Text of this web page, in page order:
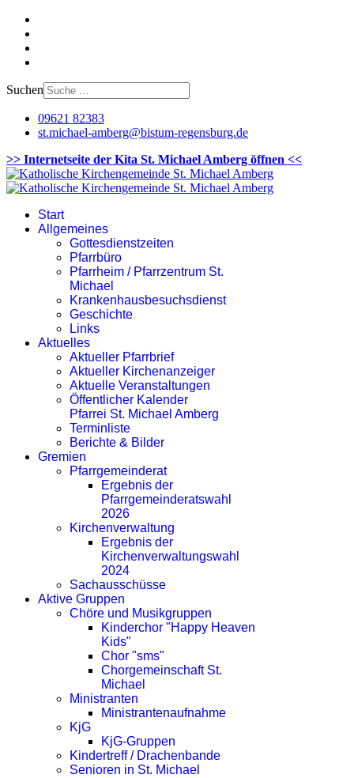
Suchen
09621 82383
st.michael-amberg@bistum-regensburg.de
>> Internetseite der Kita St. Michael Amberg öffnen <<
Start
Allgemeines
Gottesdienstzeiten
Pfarrbüro
Pfarrheim / Pfarrzentrum St.
Michael
Krankenhausbesuchsdienst
Geschichte
Links
Aktuelles
Aktueller Pfarrbrief
Aktueller Kirchenanzeiger
Aktuelle Veranstaltungen
Öffentlicher Kalender
Pfarrei St. Michael Amberg
Terminliste
Berichte & Bilder
Gremien
Pfarrgemeinderat
Ergebnis der
Pfarrgemeinderatswahl
2026
Kirchenverwaltung
Ergebnis der
Kirchenverwaltungswahl
2024
Sachausschüsse
Aktive Gruppen
Chöre und Musikgruppen
Kinderchor "Happy Heaven
Kids"
Chor "sms"
Chorgemeinschaft St.
Michael
Ministranten
Ministrantenaufnahme
KjG
KjG-Gruppen
Kindertreff / Drachenbande
Senioren in St. Michael